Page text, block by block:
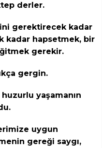
derler.
gerektirecek kadar
kadar hapsetmek, bir
gerekir.
gergin.
yaşamanın
uygun
gereği saygı,